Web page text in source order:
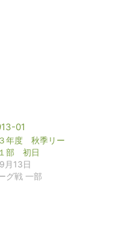
年度 秋季リー
部 初日
月13日
グ戦 一部